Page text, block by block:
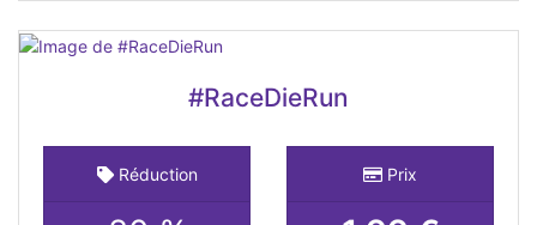
#RaceDieRun
Réduction Prix